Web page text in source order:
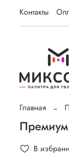
Контакты
Главная
В